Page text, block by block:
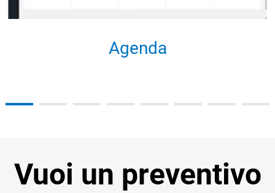
Agenda
Vuoi un preventivo